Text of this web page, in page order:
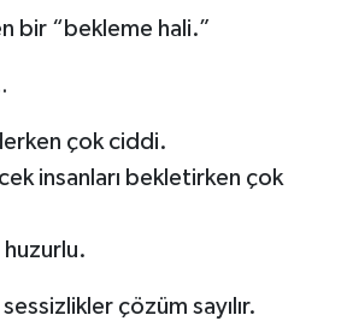
bir “bekleme hali.”
çok ciddi.
insanları bekletirken çok
çözüm sayılır.